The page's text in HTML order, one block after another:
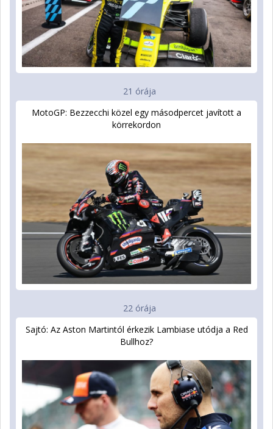
21 órája
MotoGP: Bezzecchi közel egy másodpercet javított a
körrekordon
22 órája
Sajtó: Az Aston Martintól érkezik Lambiase utódja a Red
Bullhoz?